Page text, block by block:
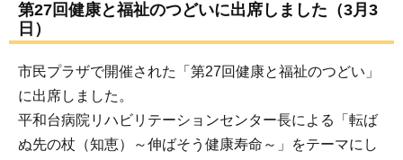
第27回健康と福祉のつどいに出席しました（3月3
日）
市民プラザで開催された「第27回健康と福祉のつどい」
に出席しました。
平和台病院リハビリテーションセンター長による「転ば
ぬ先の杖（知恵）～伸ばそう健康寿命～」をテーマにし